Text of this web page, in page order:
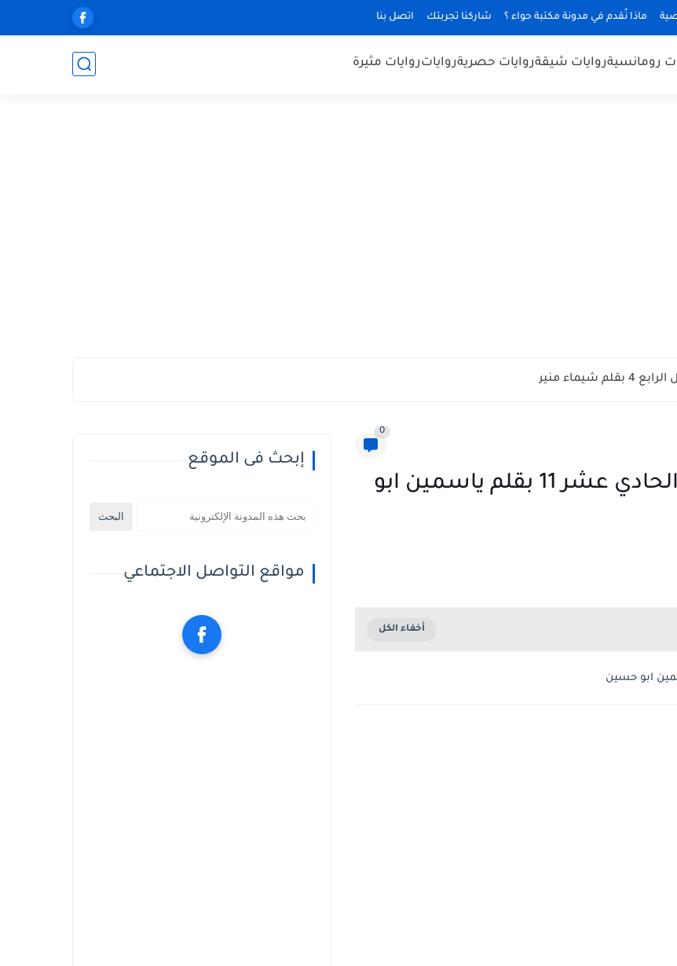
ماذا نُقدم في مدونة مكتبة حواء ؟ شاركنا تجربتك اتصل بنا
رومانسيةروايات شيقةروايات حصريةرواياتروايات مثيرة
شيماء منير
0
رواية تمرد اسيرة القصر الفصل الحادي عشر 11 بقلم ياسمين ابو
إبحث فى الموقع
مواقع التواصل الاجتماعي